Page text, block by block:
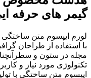
گیمر های حرفه
لورم ایپسوم متن ساختگی
با استفاده از طراحان
مجله در ستون و
تکنولوژی مورد نیاز و
ایپسوم متن ساختگی با